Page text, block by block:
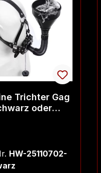
Trichter Gag
oder
HW-25110702-